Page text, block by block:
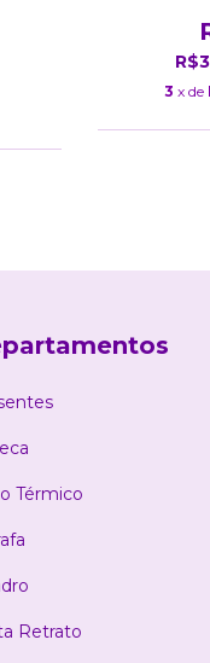
3 x de
Térmico
Retrato